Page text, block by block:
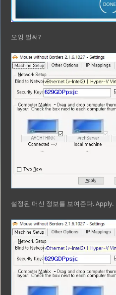
오잉 벌써?
설정된 머신 정보를 보여준다. Apply.